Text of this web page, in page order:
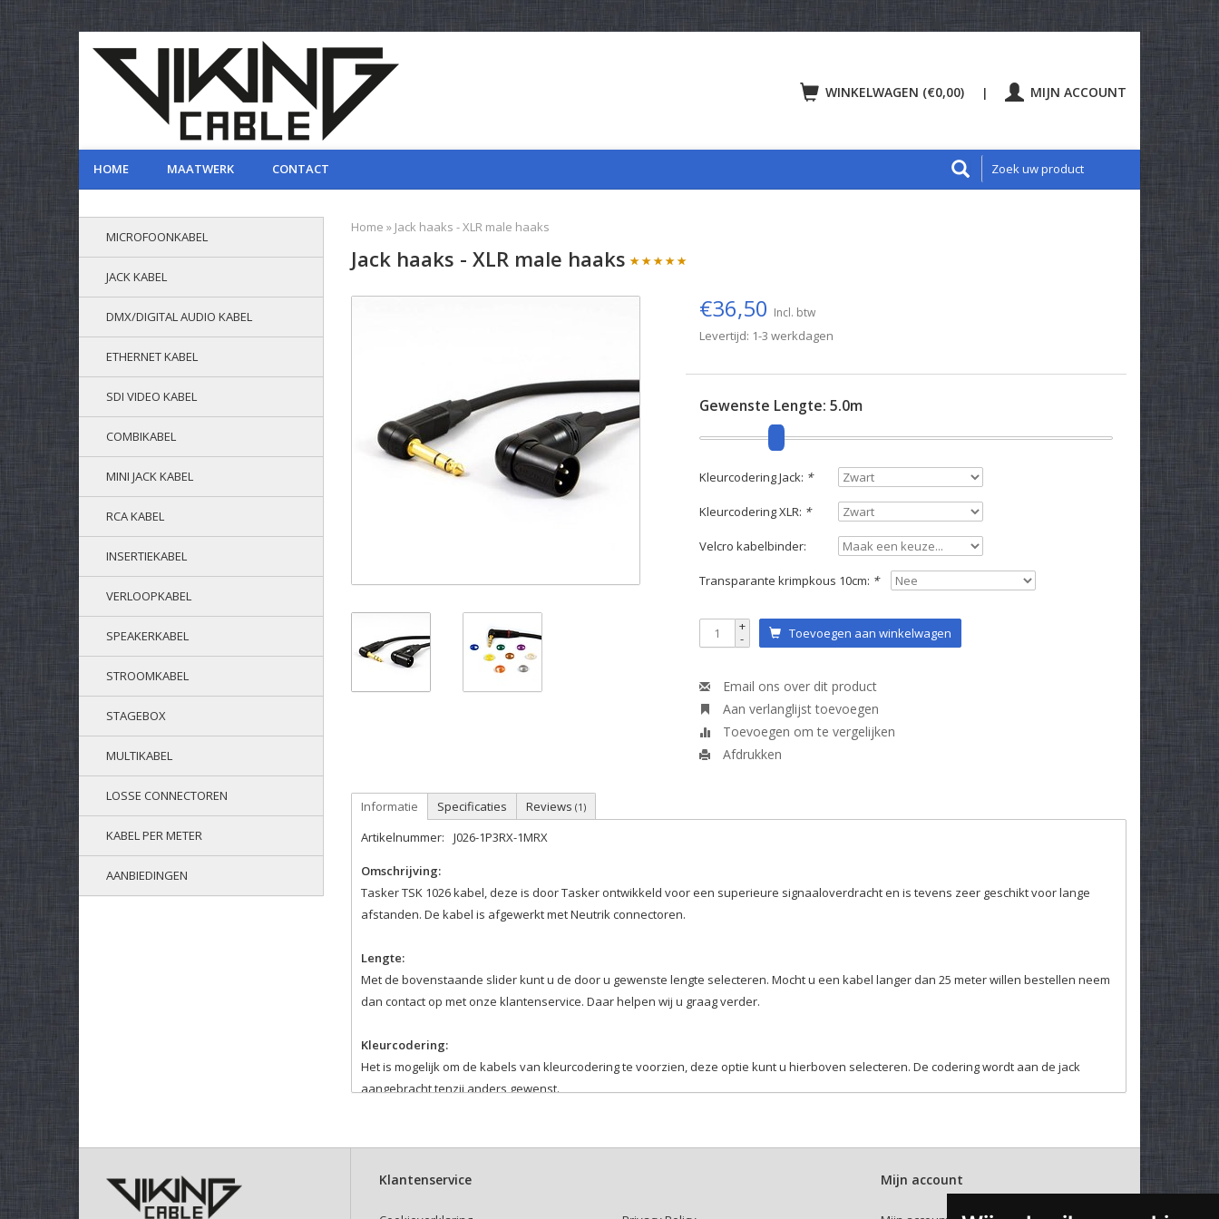
WINKELWAGEN (€0,00) | MIJN ACCOUNT
HOME MAATWERK CONTACT
MICROFOONKABEL
JACK KABEL
DMX/DIGITAL AUDIO KABEL
ETHERNET KABEL
SDI VIDEO KABEL
COMBIKABEL
MINI JACK KABEL
RCA KABEL
INSERTIEKABEL
VERLOOPKABEL
SPEAKERKABEL
STROOMKABEL
STAGEBOX
MULTIKABEL
LOSSE CONNECTOREN
KABEL PER METER
AANBIEDINGEN
Home » Jack haaks - XLR male haaks
Jack haaks - XLR male haaks
€36,50 Incl. btw
Levertijd: 1-3 werkdagen
Gewenste Lengte: 5.0m
Kleurcodering Jack: *
Kleurcodering XLR: *
Velcro kabelbinder:
Transparante krimpkous 10cm: *
+
- Toevoegen aan winkelwagen
Email ons over dit product
Aan verlanglijst toevoegen
Toevoegen om te vergelijken
Afdrukken
Informatie Specificaties Reviews (1)
Artikelnummer: J026-1P3RX-1MRX
Omschrijving:
Tasker TSK 1026 kabel, deze is door Tasker ontwikkeld voor een superieure signaaloverdracht en is tevens zeer geschikt voor lange
afstanden. De kabel is afgewerkt met Neutrik connectoren.
Lengte:
Met de bovenstaande slider kunt u de door u gewenste lengte selecteren. Mocht u een kabel langer dan 25 meter willen bestellen neem
dan contact op met onze klantenservice. Daar helpen wij u graag verder.
Kleurcodering:
Het is mogelijk om de kabels van kleurcodering te voorzien, deze optie kunt u hierboven selecteren. De codering wordt aan de jack
aangebracht tenzij anders gewenst.
Selecteer hierboven of u een kabelbinder bij uw kabel wenst.
Deze klittenband kabelbinders zijn makkelijk en veelvuldig te gebruiken.
Klantenservice Mijn account